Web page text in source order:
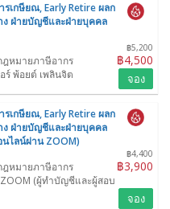
รเกษียณ, Early Retire ผลก
ฝ่ายบัญชีและฝ่ายบุคคล
฿5,200
฿4,500
หมายภาษีอากร
ร์ พ้อยต์ เพลินจิต
จอง
รเกษียณ, Early Retire ผลก
ฝ่ายบัญชีและฝ่ายบุคคล
ไลน์ผ่าน ZOOM)
฿4,400
฿3,900
หมายภาษีอากร
(ผู้ทำบัญชีและผู้สอบ
จอง